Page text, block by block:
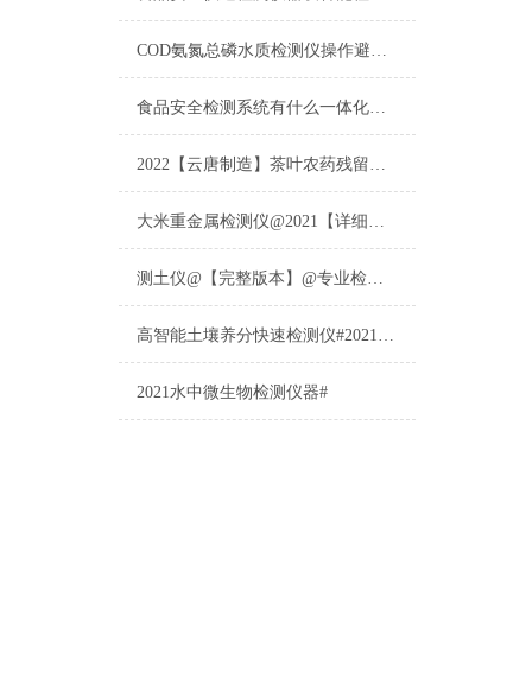
COD氨氮总磷水质检测仪操作避坑指南：这几个步骤直接影响数据准确性
食品安全检测系统有什么一体化配置·2023仪器仪表推荐·山东云唐
2022【云唐制造】茶叶农药残留检测仪多少钱一台@山东云唐仪器仪表制造
大米重金属检测仪@2021【详细版本】@专业检测大米重金属仪器仪表
测土仪@【完整版本】@专业检测土壤的仪器仪表
高智能土壤养分快速检测仪#2021【土壤养分检测专用仪器仪表】
2021水中微生物检测仪器#